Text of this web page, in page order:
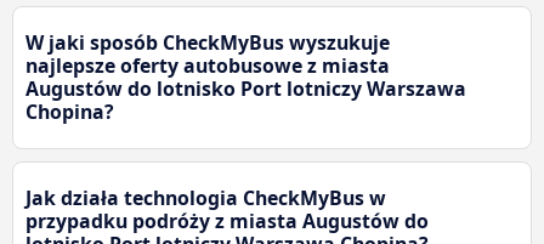
W jaki sposób CheckMyBus wyszukuje
najlepsze oferty autobusowe z miasta
Augustów do lotnisko Port lotniczy Warszawa
Chopina?
Jak działa technologia CheckMyBus w
przypadku podróży z miasta Augustów do